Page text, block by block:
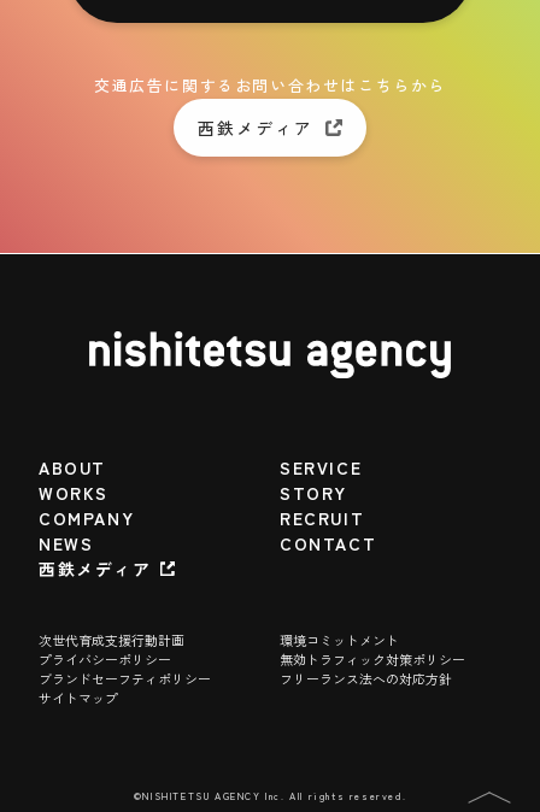
交通広告に関するお問い合わせはこちらから
西鉄メディア
ABOUT
SERVICE
WORKS
STORY
COMPANY
RECRUIT
NEWS
CONTACT
西鉄メディア
次世代育成支援行動計画
環境コミットメント
プライバシーポリシー
無効トラフィック対策ポリシー
ブランドセーフティポリシー
フリーランス法への対応方針
サイトマップ
©NISHITETSU AGENCY Inc. All rights reserved.